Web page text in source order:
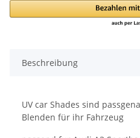
Beschreibung
UV car Shades sind
Blenden für ihr Fahrzeug